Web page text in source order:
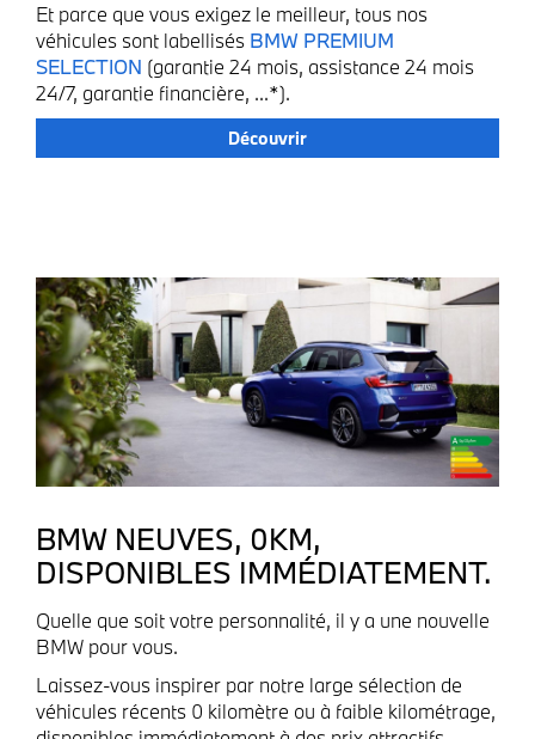
Et parce que vous exigez le meilleur, tous nos
véhicules sont labellisés BMW PREMIUM
SELECTION (garantie 24 mois, assistance 24 mois
24/7, garantie financière, ...*).
Découvrir
BMW NEUVES, 0KM,
DISPONIBLES IMMÉDIATEMENT.
Quelle que soit votre personnalité, il y a une nouvelle
BMW pour vous.
Laissez-vous inspirer par notre large sélection de
véhicules récents 0 kilomètre ou à faible kilométrage,